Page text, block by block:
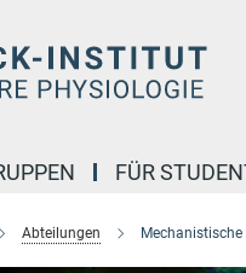
FÜR
Abteilungen